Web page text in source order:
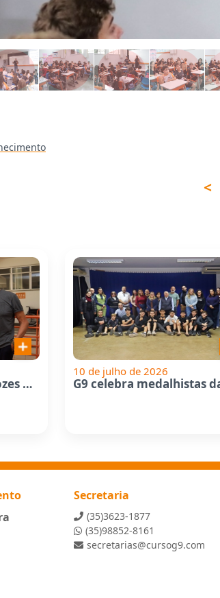
<
Curso G9 recebe 100 vozes de...
10 de julho de 2026
Secretaria
(35)3623-1877
(35)98852-8161
secretarias@cursog9.com